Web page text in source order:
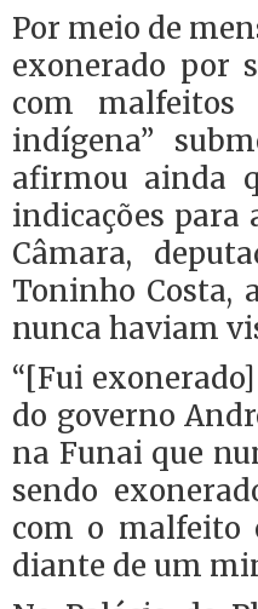
Por meio de
exonerado por
com
indígena”
afirmou ainda
indicações para
Câmara,
Toninho Costa,
nunca haviam
“[Fui
do governo
na Funai que
sendo
com o malfeito
diante de um